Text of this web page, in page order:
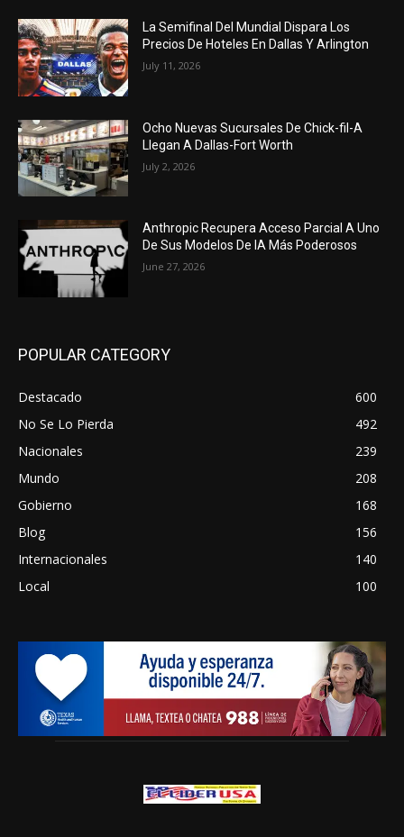
La Semifinal Del Mundial Dispara Los
Precios De Hoteles En Dallas Y Arlington
July 11, 2026
Ocho Nuevas Sucursales De Chick-fil-A
Llegan A Dallas-Fort Worth
July 2, 2026
Anthropic Recupera Acceso Parcial A Uno
De Sus Modelos De IA Más Poderosos
June 27, 2026
POPULAR CATEGORY
Destacado
600
No Se Lo Pierda
492
Nacionales
239
Mundo
208
Gobierno
168
Blog
156
Internacionales
140
Local
100